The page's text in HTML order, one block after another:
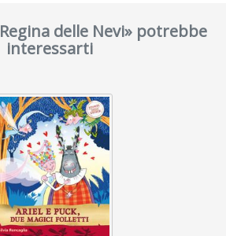
delle Nevi» potrebbe
interessarti